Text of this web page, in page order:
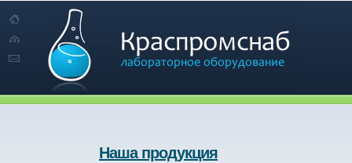
Наша продукция